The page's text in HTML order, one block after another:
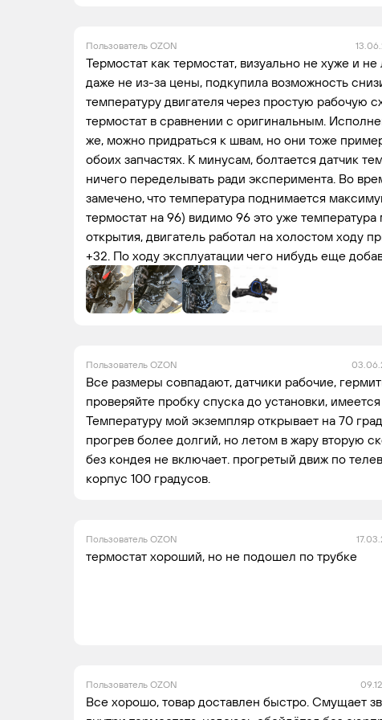
Пользователь OZON
Термостат как термостат, визуально не хуже и
даже не из-за цены, подкупила возможность
температуру двигателя через простую рабочую
термостат в сравнении с оригинальным.
же, можно придраться к швам, но они тоже
обоих запчастях. К минусам, болтается датчик
ничего переделывать ради эксперимента. Во
замечено, что температура поднимается
термостат на 96) видимо 96 это уже
открытия, двигатель работал на холостом ходу
+32. По ходу эксплуатации чего нибудь еще
Пользователь OZON
Все размеры совпадают, датчики рабочие,
проверяйте пробку спуска до установки,
Температуру мой экземпляр открывает на 70
прогрев более долгий, но летом в жару вторую
без кондея не включает. прогретый движ по
корпус 100 градусов.
Пользователь OZON
термостат хороший, но не подошел по трубке
Пользователь OZON
Все хорошо, товар доставлен быстро. Смущает